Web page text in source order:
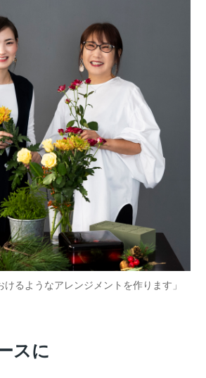
けるようなアレンジメントを作ります」
スに